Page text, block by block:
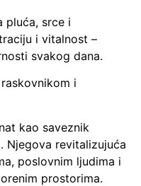
pluća, srce i
i vitalnost –
svakog dana.
i
kao saveznik
Njegova revitalizujuća
poslovnim ljudima i
prostorima.